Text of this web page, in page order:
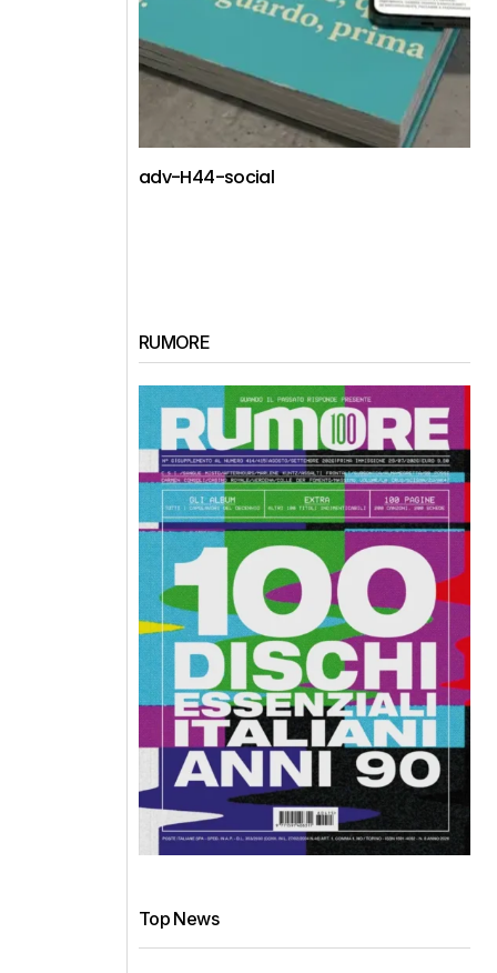
adv-H44-social
RUMORE
Top News